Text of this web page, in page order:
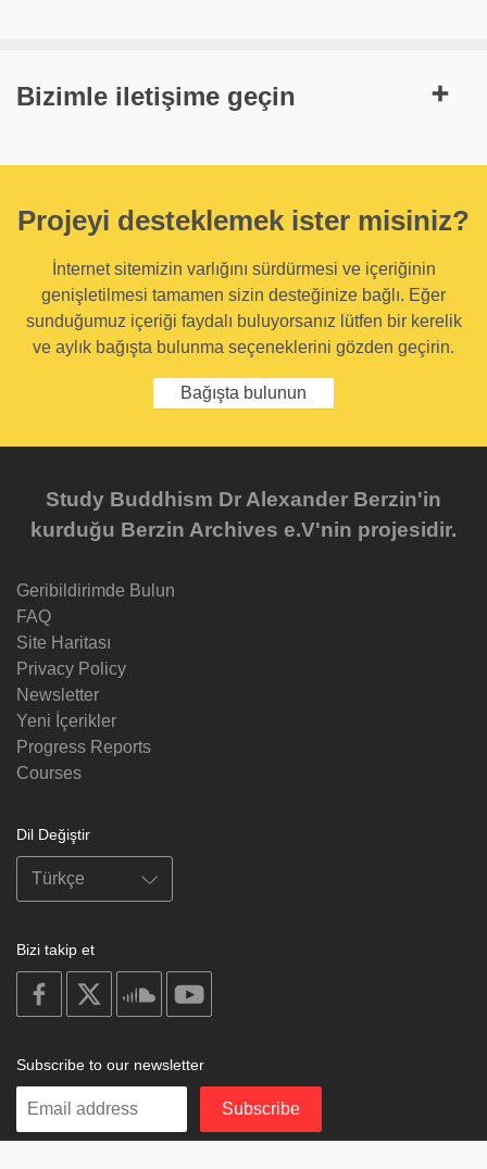
Bizimle iletişime geçin
Projeyi desteklemek ister misiniz?
İnternet sitemizin varlığını sürdürmesi ve içeriğinin
genişletilmesi tamamen sizin desteğinize bağlı. Eğer
sunduğumuz içeriği faydalı buluyorsanız lütfen bir kerelik
ve aylık bağışta bulunma seçeneklerini gözden geçirin.
Bağışta bulunun
Study Buddhism Dr Alexander Berzin'in
kurduğu Berzin Archives e.V'nin projesidir.
Geribildirimde Bulun
FAQ
Site Haritası
Privacy Policy
Newsletter
Yeni İçerikler
Progress Reports
Courses
Dil Değiştir
Bizi takip et
on
facebook
soundcloud
Subscribe to our newsletter
Enter
Subscribe